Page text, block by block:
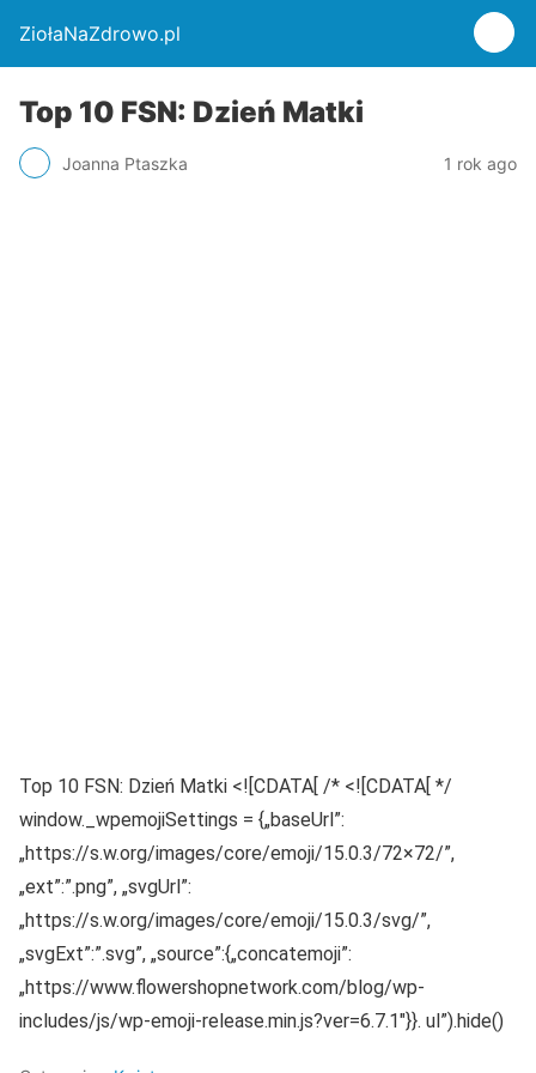
ZiołaNaZdrowo.pl
Top 10 FSN: Dzień Matki
Joanna Ptaszka 1 rok ago
Top 10 FSN: Dzień Matki <![CDATA[ /* <![CDATA[ */
window._wpemojiSettings = {„baseUrl”:
„https://s.w.org/images/core/emoji/15.0.3/72×72/”,
„ext”:”.png”, „svgUrl”:
„https://s.w.org/images/core/emoji/15.0.3/svg/”,
„svgExt”:”.svg”, „source”:{„concatemoji”:
„https://www.flowershopnetwork.com/blog/wp-
includes/js/wp-emoji-release.min.js?ver=6.7.1″}}. ul”).hide()